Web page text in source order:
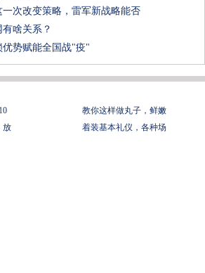
次改变策略，雷军新战略能否
啥关系？
势赋能全国战"疫"
教你这样做丸子，鲜嫩
放
着装基本礼仪，各种场